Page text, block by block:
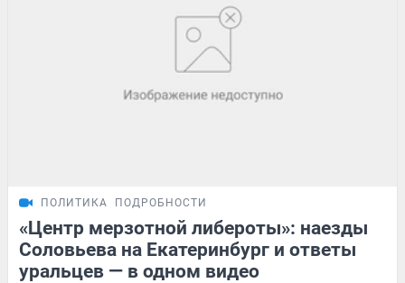
ПОЛИТИКА ПОДРОБНОСТИ
«Центр мерзотной либероты»: наезды
Соловьева на Екатеринбург и ответы
уральцев — в одном видео